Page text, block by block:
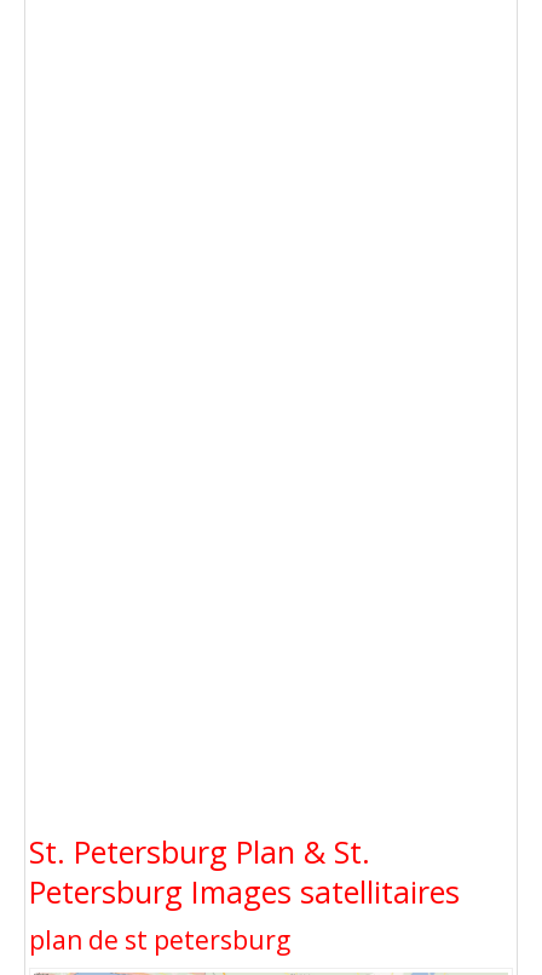
St. Petersburg Plan & St.
Petersburg Images satellitaires
plan de st petersburg